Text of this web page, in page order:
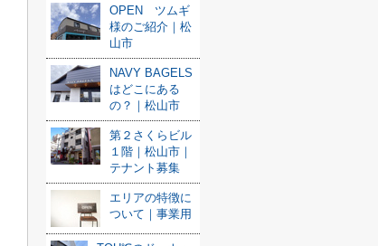
OPEN ツムギ
様のご紹介｜松
山市
NAVY BAGELS
はどこにある
の？｜松山市
第２さくらビル
１階｜松山市｜
テナント募集
エリアの特徴に
ついて｜事業用